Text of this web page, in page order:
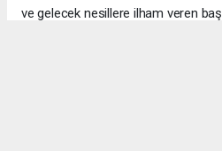
ve gelecek nesillere ilham veren